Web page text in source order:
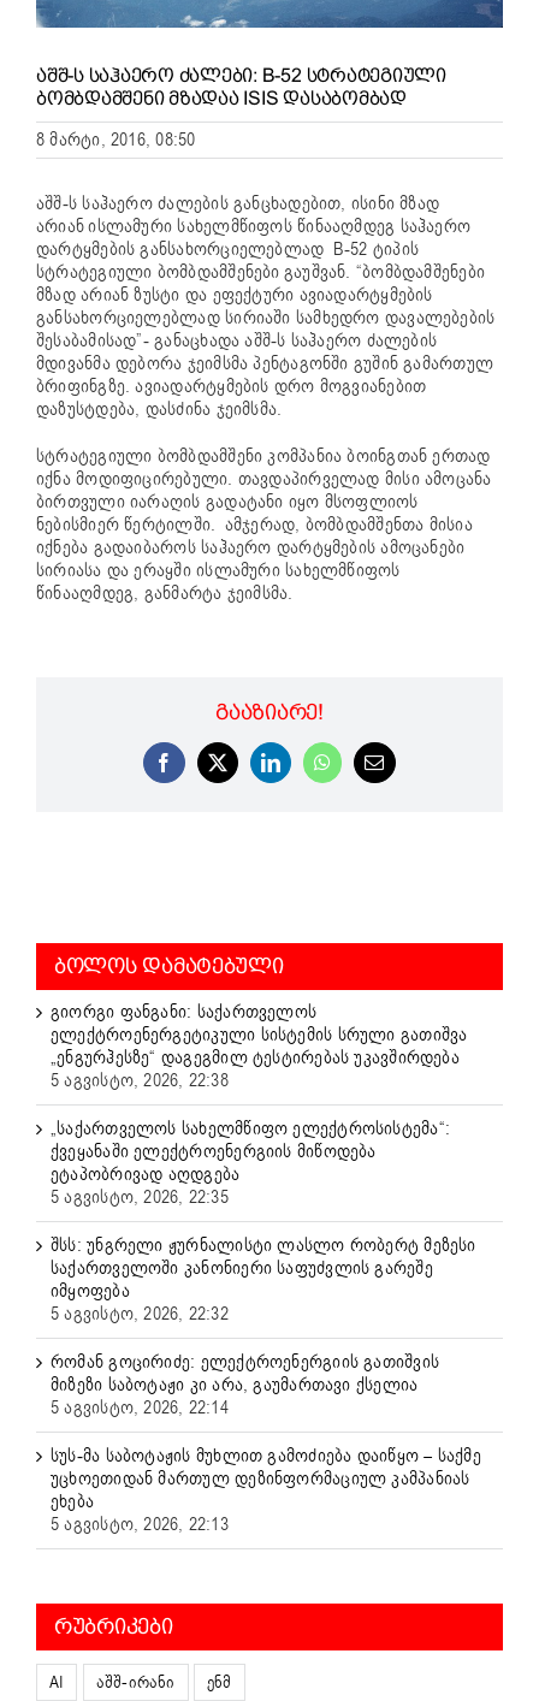
ᲐᲨᲨ-Ს ᲡᲐᲰᲐᲔᲠᲝ ᲫᲐᲚᲔᲑᲘ: B-52 ᲡᲢᲠᲐᲢᲔᲒᲘᲣᲚᲘ
ᲑᲝᲛᲑᲓᲐᲛᲨᲔᲜᲘ ᲛᲖᲐᲓᲐᲐ ISIS ᲓᲐᲡᲐᲑᲝᲛᲑᲐᲓ
8 მარტი, 2016, 08:50
აშშ-ს საჰაერო ძალების განცხადებით, ისინი მზად
არიან ისლამური სახელმწიფოს წინააღმდეგ საჰაერო
დარტყმების განსახორციელებლად B-52 ტიპის
სტრატეგიული ბომბდამშენები გაუშვან. “ბომბდამშენები
მზად არიან ზუსტი და ეფექტური ავიადარტყმების
განსახორციელებლად სირიაში სამხედრო დავალებების
შესაბამისად”- განაცხადა აშშ-ს საჰაერო ძალების
მდივანმა დებორა ჯეიმსმა პენტაგონში გუშინ გამართულ
ბრიფინგზე. ავიადარტყმების დრო მოგვიანებით
დაზუსტდება, დასძინა ჯეიმსმა.
სტრატეგიული ბომბდამშენი კომპანია ბოინგთან ერთად
იქნა მოდიფიცირებული. თავდაპირველად მისი ამოცანა
ბირთვული იარაღის გადატანი იყო მსოფლიოს
ნებისმიერ წერტილში. ამჯერად, ბომბდამშენთა მისია
იქნება გადაიბაროს საჰაერო დარტყმების ამოცანები
სირიასა და ერაყში ისლამური სახელმწიფოს
წინააღმდეგ, განმარტა ჯეიმსმა.
ᲒᲐᲐᲖᲘᲐᲠᲔ!
Facebook
X LinkedInWhatsApp
Email
ᲑᲝᲚᲝᲡ ᲓᲐᲛᲐᲢᲔᲑᲣᲚᲘ
გიორგი ფანგანი: საქართველოს
ელექტროენერგეტიკული სისტემის სრული გათიშვა
„ენგურჰესზე“ დაგეგმილ ტესტირებას უკავშირდება
5 აგვისტო, 2026, 22:38
„საქართველოს სახელმწიფო ელექტროსისტემა“:
ქვეყანაში ელექტროენერგიის მიწოდება
ეტაპობრივად აღდგება
5 აგვისტო, 2026, 22:35
შსს: უნგრელი ჟურნალისტი ლასლო რობერტ მეზესი
საქართველოში კანონიერი საფუძვლის გარეშე
იმყოფება
5 აგვისტო, 2026, 22:32
რომან გოცირიძე: ელექტროენერგიის გათიშვის
მიზეზი საბოტაჟი კი არა, გაუმართავი ქსელია
5 აგვისტო, 2026, 22:14
სუს-მა საბოტაჟის მუხლით გამოძიება დაიწყო – საქმე
უცხოეთიდან მართულ დეზინფორმაციულ კამპანიას
ეხება
5 აგვისტო, 2026, 22:13
ᲠᲣᲑᲠᲘᲙᲔᲑᲘ
AI აშშ-ირანი
ენმ